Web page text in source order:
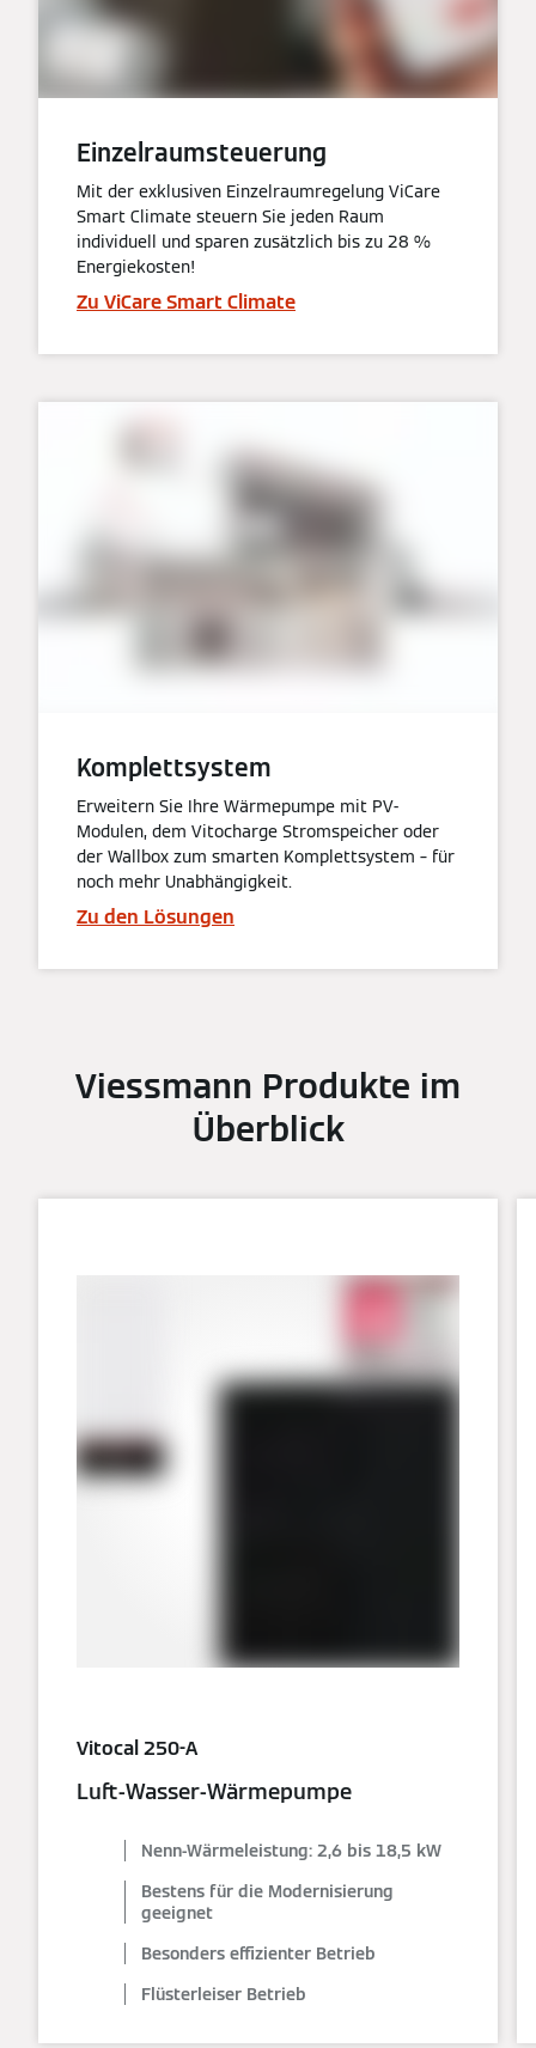
Einzelraumsteuerung
Mit der exklusiven Einzelraumregelung ViCare
Smart Climate steuern Sie jeden Raum
individuell und sparen zusätzlich bis zu 28 %
Energiekosten!
Zu ViCare Smart Climate
Komplettsystem
Erweitern Sie Ihre Wärmepumpe mit PV-
Modulen, dem Vitocharge Stromspeicher oder
der Wallbox zum smarten Komplettsystem – für
noch mehr Unabhängigkeit.
Zu den Lösungen
Viessmann Produkte im
Überblick
Vitocal 250-A
Luft-Wasser-Wärmepumpe
Nenn-Wärmeleistung: 2,6 bis 18,5 kW
Bestens für die Modernisierung
geeignet
Besonders effizienter Betrieb
Flüsterleiser Betrieb